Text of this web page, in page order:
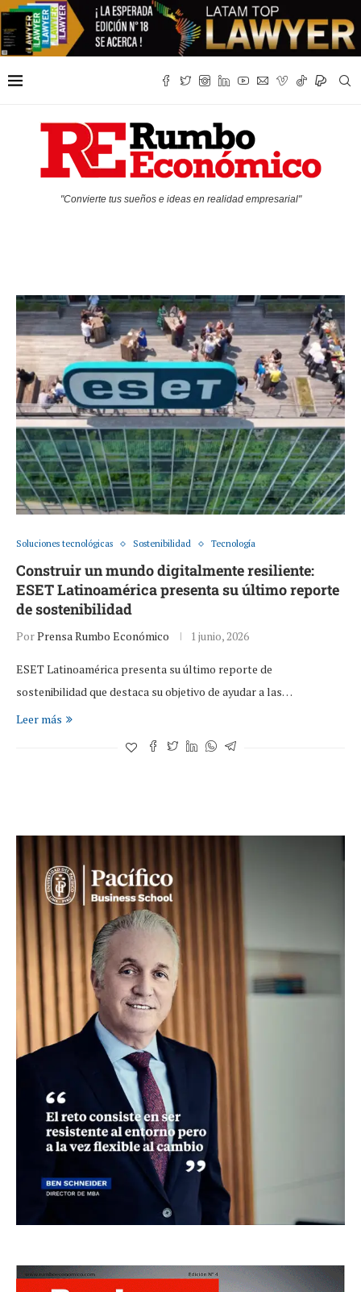
"Convierte tus sueños e ideas en realidad empresarial"
Soluciones tecnológicas Sostenibilidad Tecnología
Construir un mundo digitalmente resiliente:
ESET Latinoamérica presenta su último reporte
de sostenibilidad
PorPrensa Rumbo Económico 1 junio, 2026
ESET Latinoamérica presenta su último reporte de
sostenibilidad que destaca su objetivo de ayudar a las…
Leer más